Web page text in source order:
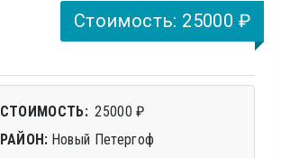
Стоимость: 25000 ₽
СТОИМОСТЬ: 25000 ₽
РАЙОН: Новый Петергоф